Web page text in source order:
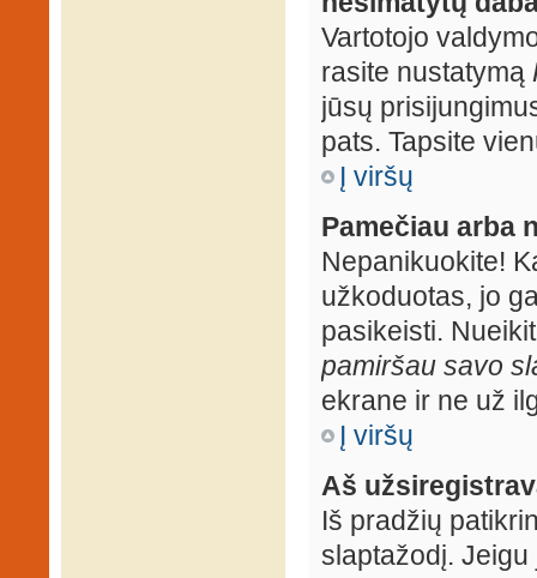
Vartotojo
rasite nustatymą
jūsų
pats. Tapsite
Į viršų
Pamečiau arba
Nepanikuokite!
užkoduotas, jo
pasikeisti.
pamiršau savo
ekrane ir ne už
Į viršų
Aš
Iš pradžių
slaptažodį.